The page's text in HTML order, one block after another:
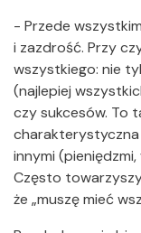
- Przede
i zazdrość. Przy
wszystkiego: nie
(najlepiej
czy sukcesów. To
charakterystyczna
innymi
Często
że „muszę mieć